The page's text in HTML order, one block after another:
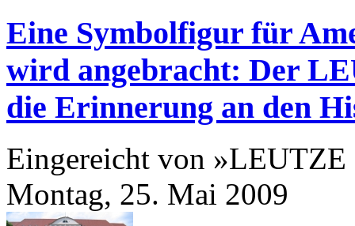
Eine Symbolfigur für
wird angebracht: Der
die Erinnerung an den
Eingereicht von »LEUTZE
Montag, 25. Mai 2009